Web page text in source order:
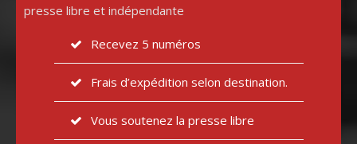
presse libre et indépendante
Recevez 5 numéros
Frais d’expédition selon destination.
Vous soutenez la presse libre